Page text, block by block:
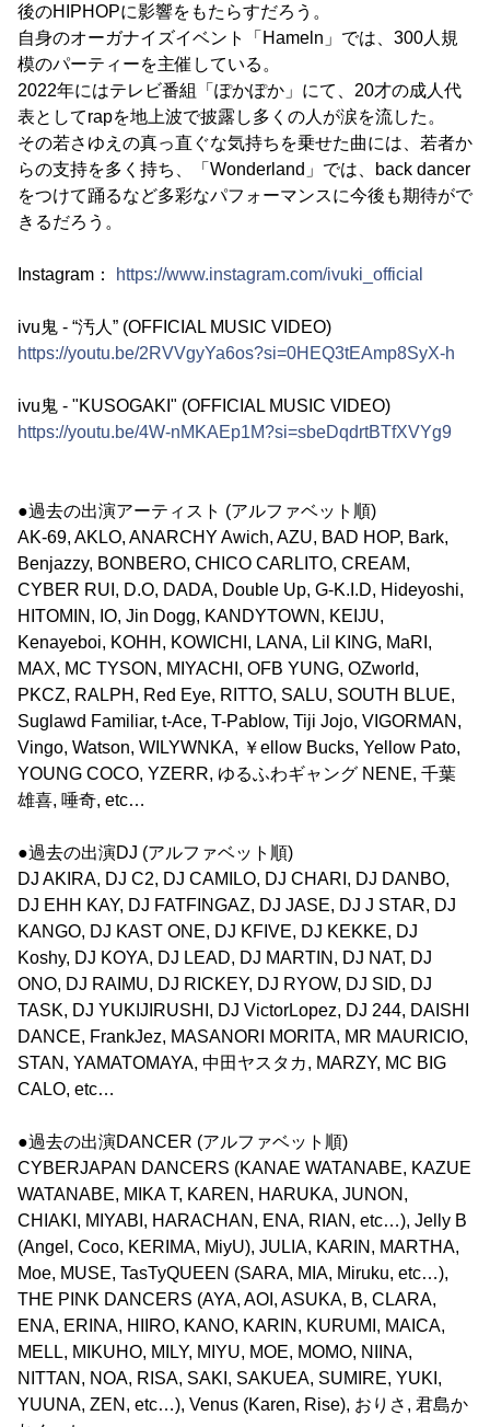
後のHIPHOPに影響をもたらすだろう。
自身のオーガナイズイベント「Hameln」では、300人規
模のパーティーを主催している。
2022年にはテレビ番組「ぽかぽか」にて、20才の成人代
表としてrapを地上波で披露し多くの人が涙を流した。
その若さゆえの真っ直ぐな気持ちを乗せた曲には、若者か
らの支持を多く持ち、「Wonderland」では、back dancer
をつけて踊るなど多彩なパフォーマンスに今後も期待がで
きるだろう。
Instagram： https://www.instagram.com/ivuki_official
ivu鬼 - “汚人” (OFFICIAL MUSIC VIDEO)
https://youtu.be/2RVVgyYa6os?si=0HEQ3tEAmp8SyX-h
ivu鬼 - "KUSOGAKI" (OFFICIAL MUSIC VIDEO)
https://youtu.be/4W-nMKAEp1M?si=sbeDqdrtBTfXVYg9
●過去の出演アーティスト (アルファベット順)
AK-69, AKLO, ANARCHY Awich, AZU, BAD HOP, Bark,
Benjazzy, BONBERO, CHICO CARLITO, CREAM,
CYBER RUI, D.O, DADA, Double Up, G-K.I.D, Hideyoshi,
HITOMIN, IO, Jin Dogg, KANDYTOWN, KEIJU,
Kenayeboi, KOHH, KOWICHI, LANA, Lil KING, MaRI,
MAX, MC TYSON, MIYACHI, OFB YUNG, OZworld,
PKCZ, RALPH, Red Eye, RITTO, SALU, SOUTH BLUE,
Suglawd Familiar, t-Ace, T-Pablow, Tiji Jojo, VIGORMAN,
Vingo, Watson, WILYWNKA, ￥ellow Bucks, Yellow Pato,
YOUNG COCO, YZERR, ゆるふわギャング NENE, 千葉
雄喜, 唾奇, etc…
●過去の出演DJ (アルファベット順)
DJ AKIRA, DJ C2, DJ CAMILO, DJ CHARI, DJ DANBO,
DJ EHH KAY, DJ FATFINGAZ, DJ JASE, DJ J STAR, DJ
KANGO, DJ KAST ONE, DJ KFIVE, DJ KEKKE, DJ
Koshy, DJ KOYA, DJ LEAD, DJ MARTIN, DJ NAT, DJ
ONO, DJ RAIMU, DJ RICKEY, DJ RYOW, DJ SID, DJ
TASK, DJ YUKIJIRUSHI, DJ VictorLopez, DJ 244, DAISHI
DANCE, FrankJez, MASANORI MORITA, MR MAURICIO,
STAN, YAMATOMAYA, 中田ヤスタカ, MARZY, MC BIG
CALO, etc…
●過去の出演DANCER (アルファベット順)
CYBERJAPAN DANCERS (KANAE WATANABE, KAZUE
WATANABE, MIKA T, KAREN, HARUKA, JUNON,
CHIAKI, MIYABI, HARACHAN, ENA, RIAN, etc…), Jelly B
(Angel, Coco, KERIMA, MiyU), JULIA, KARIN, MARTHA,
Moe, MUSE, TasTyQUEEN (SARA, MIA, Miruku, etc…),
THE PINK DANCERS (AYA, AOI, ASUKA, B, CLARA,
ENA, ERINA, HIIRO, KANO, KARIN, KURUMI, MAICA,
MELL, MIKUHO, MILY, MIYU, MOE, MOMO, NIINA,
NITTAN, NOA, RISA, SAKI, SAKUEA, SUMIRE, YUKI,
YUUNA, ZEN, etc…), Venus (Karen, Rise), おりさ, 君島か